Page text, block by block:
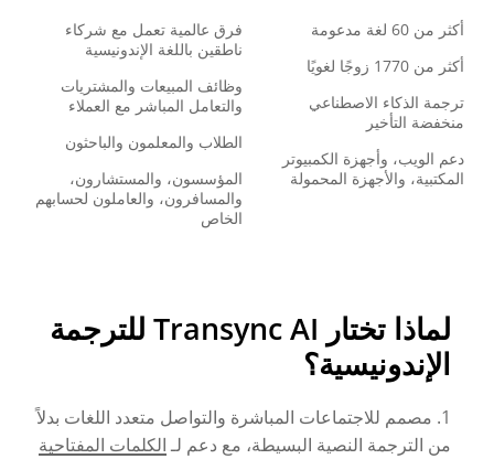
فرق عالمية تعمل مع شركاء
ناطقين باللغة الإندونيسية
وظائف المبيعات والمشتريات
والتعامل المباشر مع العملاء
الطلاب والمعلمون والباحثون
المؤسسون، والمستشارون،
والمسافرون، والعاملون لحسابهم
الخاص
أكثر من 60 لغة مدعومة
أكثر من 1770 زوجًا لغويًا
ترجمة الذكاء الاصطناعي
منخفضة التأخير
دعم الويب، وأجهزة الكمبيوتر
المكتبية، والأجهزة المحمولة
لماذا تختار Transync AI للترجمة
الإندونيسية؟
1. مصمم للاجتماعات المباشرة والتواصل متعدد اللغات بدلاً
من الترجمة النصية البسيطة، مع دعم لـالكلمات المفتاحية